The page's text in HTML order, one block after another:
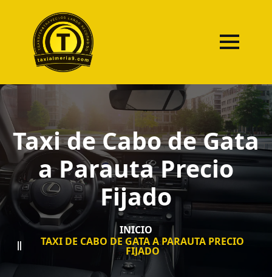
Taxi de Cabo de Gata
a Parauta Precio
Fijado
INICIO
TAXI DE CABO DE GATA A PARAUTA PRECIO
FIJADO